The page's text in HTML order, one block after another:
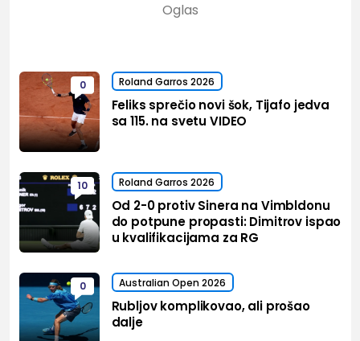
0 Roland Garros 2026
Feliks sprečio novi šok, Tijafo jedva
sa 115. na svetu VIDEO
10 Roland Garros 2026
Od 2-0 protiv Sinera na Vimbldonu
do potpune propasti: Dimitrov ispao
u kvalifikacijama za RG
0 Australian Open 2026
Rubljov komplikovao, ali prošao
dalje